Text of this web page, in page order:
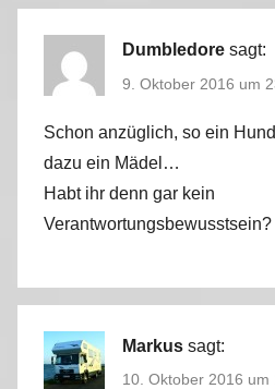
g
a
l
2
0
Dumbledore sagt:
9. Oktober 2016 um
Schon anzüglich, so ein
dazu ein Mädel…
Habt ihr denn gar kein
Verantwortungsbewusstsein?
Markus sagt:
10. Oktober 2016 um